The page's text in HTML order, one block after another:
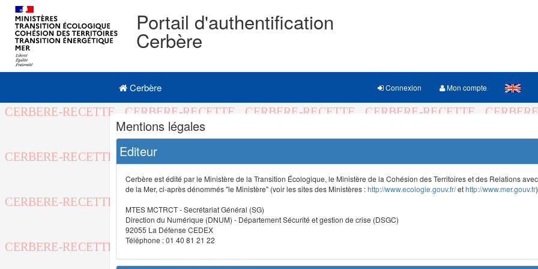
Portail d'authentification
Cerbère
Navigation
Menu principal
Cerbère Connexion Mon compte
Navigation
et
outils
annexes
Mentions légales
Editeur
Cerbère est édité par le Ministère de la Transition Écologique, le Ministère de la Cohésion des Territoires et des Relations
de la Mer, ci-après dénommés "le Ministère" (voir les sites des Ministères :http://www.ecologie.gouv.fr/ethttp://www.mer.gouv.fr
MTES MCTRCT - Secrétariat Général (SG)
Direction du Numérique (DNUM) - Département Sécurité et gestion de crise (DSGC)
92055 La Défense CEDEX
Téléphone : 01 40 81 21 22